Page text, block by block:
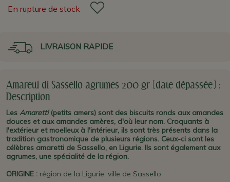
En rupture de stock
LIVRAISON RAPIDE
Amaretti di Sassello agrumes 200 gr (date dépassée) :
Description
Les Amaretti(petits amers) sont des biscuits ronds aux amandes
douces et aux amandes amères, d'où leur nom. Croquants à
l'extérieur et moelleux à l'intérieur, ils sont très présents dans la
tradition gastronomique de plusieurs régions. Ceux-ci sont les
célèbres amaretti de Sassello, en Ligurie. Ils sont également aux
agrumes, une spécialité de la région.
ORIGINE : région de la Ligurie, ville de Sassello.